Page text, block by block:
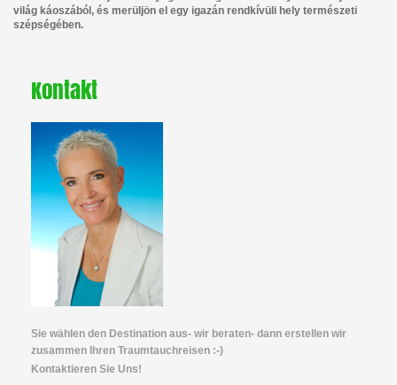
világ káoszából, és merüljön el egy igazán rendkívüli hely természeti
szépségében.
Kontakt
Sie wählen den Destination aus- wir beraten- dann erstellen wir
zusammen Ihren Traumtauchreisen :-)
Kontaktieren Sie Uns!